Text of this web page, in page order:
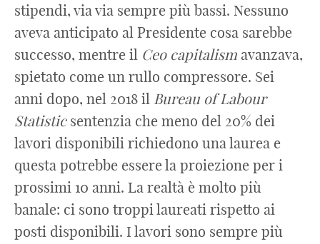
stipendi, via via sempre più bassi. Nessuno
aveva anticipato al Presidente cosa sarebbe
successo, mentre il Ceo capitalism avanzava,
spietato come un rullo compressore. Sei
anni dopo, nel 2018 il Bureau of Labour
Statistic sentenzia che meno del 20% dei
lavori disponibili richiedono una laurea e
questa potrebbe essere la proiezione per i
prossimi 10 anni. La realtà è molto più
banale: ci sono troppi laureati rispetto ai
posti disponibili. I lavori sono sempre più